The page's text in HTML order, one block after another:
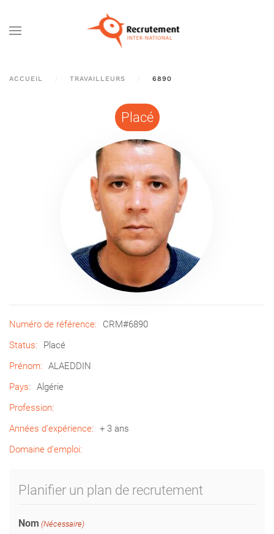
Passer au contenu principal
ACCUEIL TRAVAILLEURS 6890
Placé
Numéro de référence:
CRM#6890
Status:
Placé
Prénom:
ALAEDDIN
Pays:
Algérie
Profession:
Années d’expérience:
+ 3 ans
Domaine d’emploi:
Planifier un plan de recrutement
Nom (Nécessaire)